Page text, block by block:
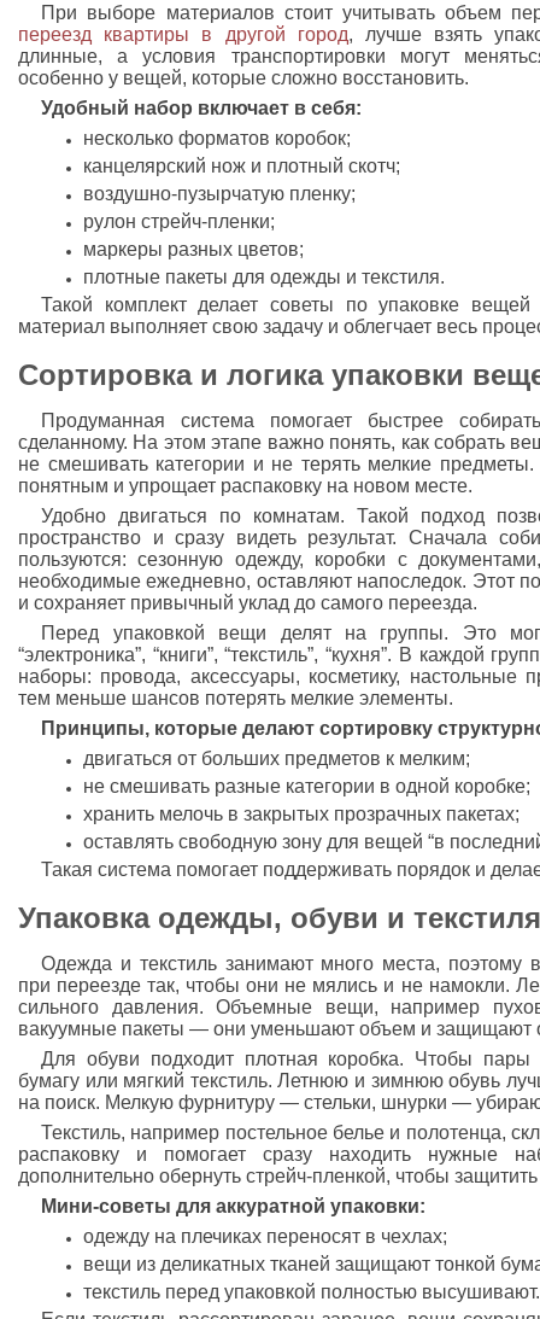
При выборе материалов стоит учитывать объем
переезд квартиры в другой город, лучше взять
длинные, а условия транспортировки могут
особенно у вещей, которые сложно восстановить.
Удобный набор включает в себя:
несколько форматов коробок;
канцелярский нож и плотный скотч;
воздушно-пузырчатую пленку;
рулон стрейч-пленки;
маркеры разных цветов;
плотные пакеты для одежды и текстиля.
Такой комплект делает советы по упаковке
материал выполняет свою задачу и облегчает весь
Сортировка и логика упаковки
Продуманная система помогает быстрее
сделанному. На этом этапе важно понять, как собрать
не смешивать категории и не терять мелкие
понятным и упрощает распаковку на новом месте.
Удобно двигаться по комнатам. Такой подход
пространство и сразу видеть результат. Сначала
пользуются: сезонную одежду, коробки с
необходимые ежедневно, оставляют напоследок. Этот
и сохраняет привычный уклад до самого переезда.
Перед упаковкой вещи делят на группы. Это
“электроника”, “книги”, “текстиль”, “кухня”. В каждой
наборы: провода, аксессуары, косметику, настольные
тем меньше шансов потерять мелкие элементы.
Принципы, которые делают сортировку
двигаться от больших предметов к мелким;
не смешивать разные категории в одной коробке;
хранить мелочь в закрытых прозрачных пакетах;
оставлять свободную зону для вещей “в
Такая система помогает поддерживать порядок и
Упаковка одежды, обуви и текстиля
Одежда и текстиль занимают много места, поэтому
при переезде так, чтобы они не мялись и не намокли.
сильного давления. Объемные вещи, например
вакуумные пакеты — они уменьшают объем и защищают
Для обуви подходит плотная коробка. Чтобы пары
бумагу или мягкий текстиль. Летнюю и зимнюю обувь
на поиск. Мелкую фурнитуру — стельки, шнурки —
Текстиль, например постельное белье и полотенца,
распаковку и помогает сразу находить нужные
дополнительно обернуть стрейч-пленкой, чтобы
Мини-советы для аккуратной упаковки:
одежду на плечиках переносят в чехлах;
вещи из деликатных тканей защищают тонкой
текстиль перед упаковкой полностью высушивают.